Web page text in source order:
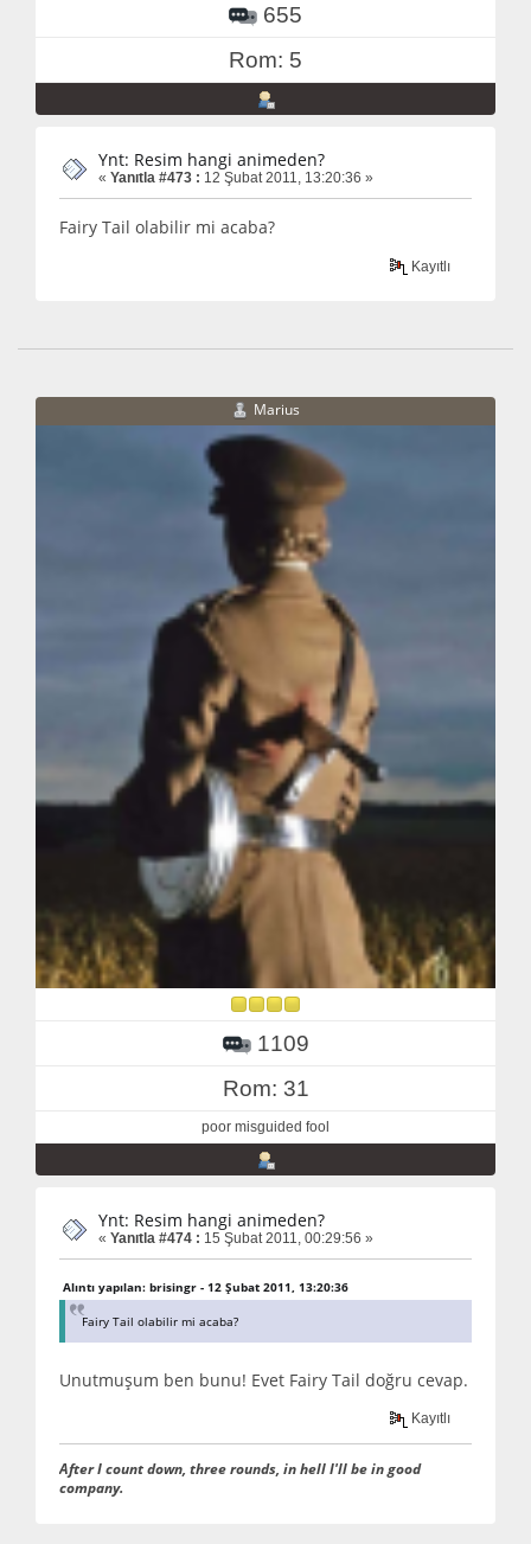
655
Rom: 5
Ynt: Resim hangi animeden?
« Yanıtla #473 : 12 Şubat 2011, 13:20:36 »
Fairy Tail olabilir mi acaba?
Kayıtlı
Marius
1109
Rom: 31
poor misguided fool
Ynt: Resim hangi animeden?
« Yanıtla #474 : 15 Şubat 2011, 00:29:56 »
Alıntı yapılan: brisingr - 12 Şubat 2011, 13:20:36
Fairy Tail olabilir mi acaba?
Unutmuşum ben bunu! Evet Fairy Tail doğru cevap.
Kayıtlı
After I count down, three rounds, in hell I'll be in good
company.